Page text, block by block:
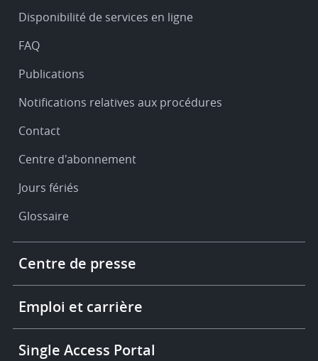
support
Disponibilité de services en ligne
FAQ
Publications
Notifications relatives aux procédures
Contact
Centre d'abonnement
Jours fériés
Glossaire
More
links
Centre de presse
Emploi et carrière
Single Access Portal